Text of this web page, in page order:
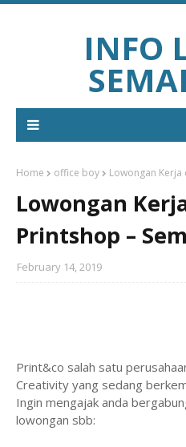
INFO
Home office boy Lowongan
Lowongan
Printshop –
February 14, 2019
Print&co salah satu
Creativity yang sedang
Ingin mengajak anda
lowongan sbb: